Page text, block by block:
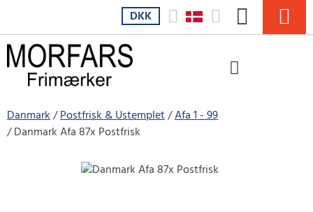
DKK
Danmark Postfrisk & Ustemplet Afa 1 - 99
Danmark Afa 87x Postfrisk